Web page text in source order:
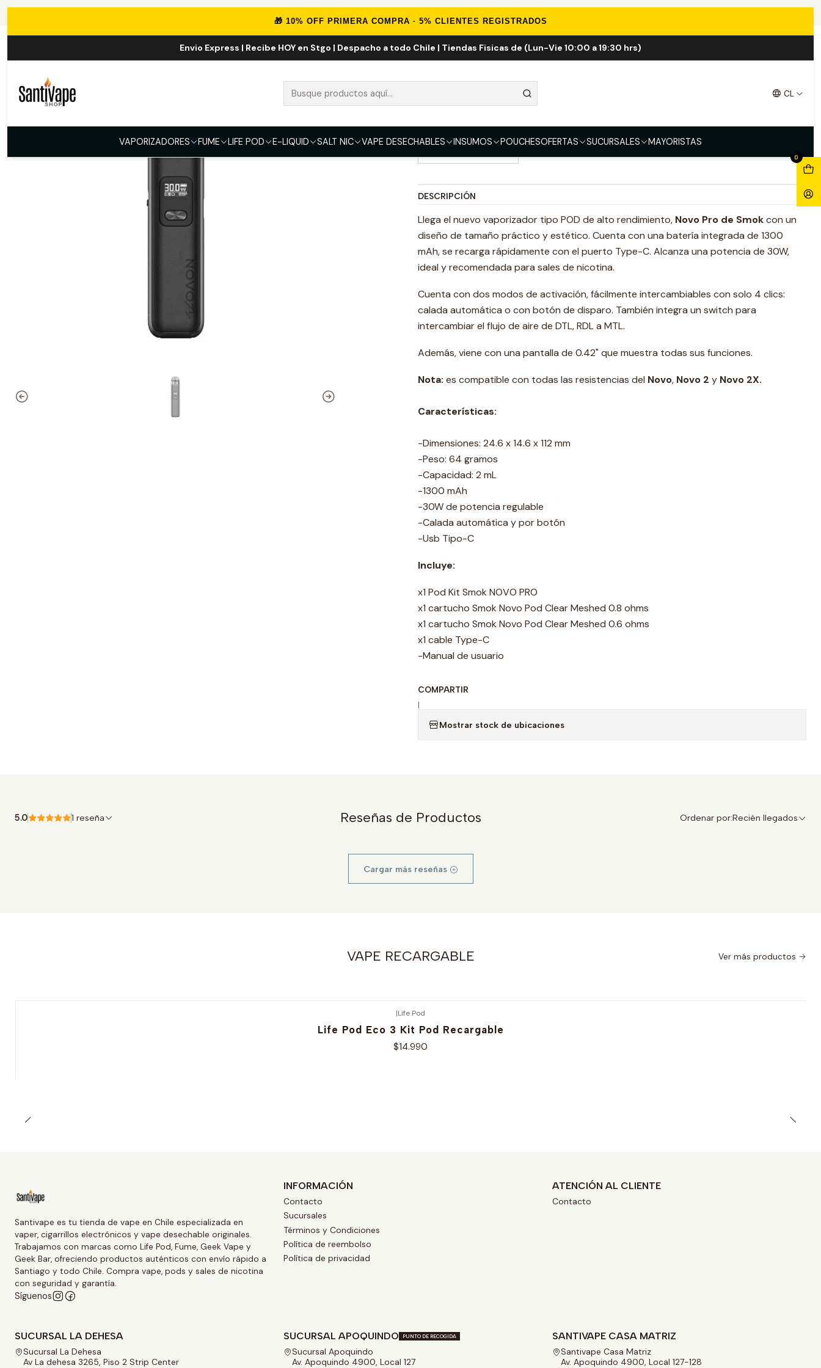
🎁 10% OFF PRIMERA COMPRA · 5% CLIENTES REGISTRADOS
Envio Express | Recibe HOY en Stgo | Despacho a todo Chile | Tiendas Fisicas de (Lun-Vie 10:00 a 19:30 hrs)
CL
VAPORIZADORES FUME LIFE POD E-LIQUID SALT NIC VAPE DESECHABLES INSUMOS POUCHESOFERTAS SUCURSALES MAYORISTAS
0
Smok Novo Pro Kit
5.0 1 reseña
Black Gun Metal Cyan Pale Pink Cyan Blue Red Black Pink Black
DESCRIPCIÓN
Llega el nuevo vaporizador tipo POD de alto rendimiento, Novo Pro de Smokcon un
diseño de tamaño práctico y estético. Cuenta con una batería integrada de 1300
mAh, se recarga rápidamente con el puerto Type-C. Alcanza una potencia de 30W,
ideal y recomendada para sales de nicotina.
Cuenta con dos modos de activación, fácilmente intercambiables con solo 4 clics:
calada automática o con botón de disparo. También integra un switch para
intercambiar el flujo de aire de DTL, RDL a MTL.
Además, viene con una pantalla de 0.42" que muestra todas sus funciones.
Nota: es compatible con todas las resistencias del Novo, Novo 2 y Novo 2X.
Características:
-Dimensiones: 24.6 x 14.6 x 112 mm
-Peso: 64 gramos
-Capacidad: 2 mL
-1300 mAh
-30W de potencia regulable
-Calada automática y por botón
-Usb Tipo-C
Incluye:
x1 Pod Kit Smok NOVO PRO
x1 cartucho Smok Novo Pod Clear Meshed 0.8 ohms
x1 cartucho Smok Novo Pod Clear Meshed 0.6 ohms
x1 cable Type-C
-Manual de usuario
COMPARTIR
|
Mostrar stock de ubicaciones
Reseñas de Productos
5.0 1 reseña Ordenar por:Recién llegados
Cargar más reseñas
VAPE RECARGABLE Ver más productos
|Life Pod
Life Pod Eco 3 Kit Pod Recargable
$14.990
Santivape es tu tienda de vape en Chile especializada en
vaper, cigarrillos electrónicos y vape desechable originales.
Trabajamos con marcas como Life Pod, Fume, Geek Vape y
Geek Bar, ofreciendo productos auténticos con envío rápido a
Santiago y todo Chile. Compra vape, pods y sales de nicotina
con seguridad y garantía.
Síguenos
INFORMACIÓN
Contacto
Sucursales
Términos y Condiciones
Política de reembolso
Política de privacidad
ATENCIÓN AL CLIENTE
Contacto
SUCURSAL LA DEHESA
Sucursal La Dehesa
Av La dehesa 3265, Piso 2 Strip Center
SUCURSAL APOQUINDO PUNTO DE RECOGIDA
Sucursal Apoquindo
Av. Apoquindo 4900, Local 127
SANTIVAPE CASA MATRIZ
Santivape Casa Matriz
Av. Apoquindo 4900, Local 127-128